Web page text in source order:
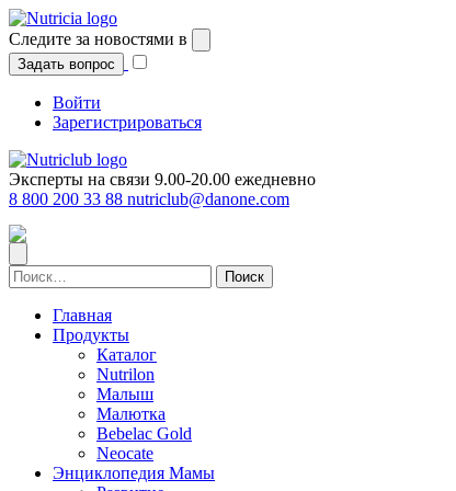
Перейти
к
содержимому
Следите за новостями в
Задать вопрос
Войти
Зарегистрироваться
Эксперты на связи 9.00-20.00 ежедневно
8 800 200 33 88 nutriclub@danone.com
Найти:
Главная
Продукты
Каталог
Nutrilon
Малыш
Малютка
Bebelac Gold
Neocate
Энциклопедия Мамы